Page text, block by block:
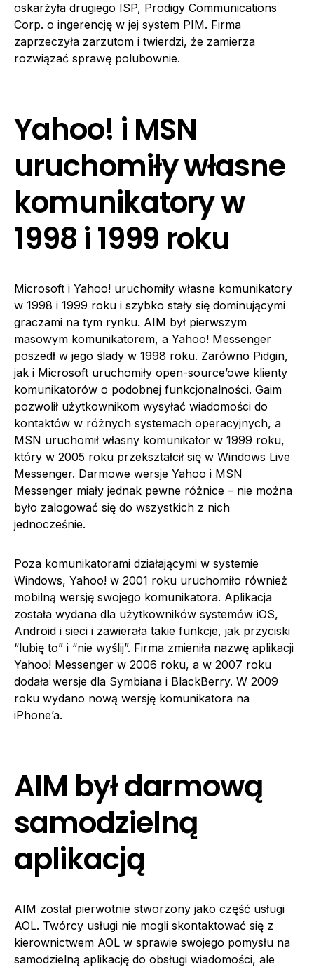
oskarżyła drugiego ISP, Prodigy Communications
Corp. o ingerencję w jej system PIM. Firma
zaprzeczyła zarzutom i twierdzi, że zamierza
rozwiązać sprawę polubownie.
Yahoo! i MSN
uruchomiły własne
komunikatory w
1998 i 1999 roku
Microsoft i Yahoo! uruchomiły własne komunikatory
w 1998 i 1999 roku i szybko stały się dominującymi
graczami na tym rynku. AIM był pierwszym
masowym komunikatorem, a Yahoo! Messenger
poszedł w jego ślady w 1998 roku. Zarówno Pidgin,
jak i Microsoft uruchomiły open-source’owe klienty
komunikatorów o podobnej funkcjonalności. Gaim
pozwolił użytkownikom wysyłać wiadomości do
kontaktów w różnych systemach operacyjnych, a
MSN uruchomił własny komunikator w 1999 roku,
który w 2005 roku przekształcił się w Windows Live
Messenger. Darmowe wersje Yahoo i MSN
Messenger miały jednak pewne różnice – nie można
było zalogować się do wszystkich z nich
jednocześnie.
Poza komunikatorami działającymi w systemie
Windows, Yahoo! w 2001 roku uruchomiło również
mobilną wersję swojego komunikatora. Aplikacja
została wydana dla użytkowników systemów iOS,
Android i sieci i zawierała takie funkcje, jak przyciski
“lubię to” i “nie wyślij”. Firma zmieniła nazwę aplikacji
Yahoo! Messenger w 2006 roku, a w 2007 roku
dodała wersje dla Symbiana i BlackBerry. W 2009
roku wydano nową wersję komunikatora na
iPhone’a.
AIM był darmową
samodzielną
aplikacją
AIM został pierwotnie stworzony jako część usługi
AOL. Twórcy usługi nie mogli skontaktować się z
kierownictwem AOL w sprawie swojego pomysłu na
samodzielną aplikację do obsługi wiadomości, ale